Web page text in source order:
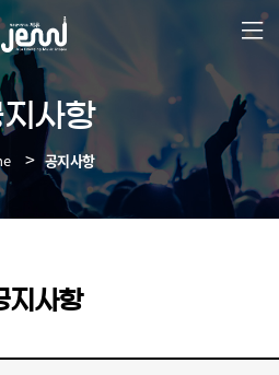
사항
공지사항
지사항